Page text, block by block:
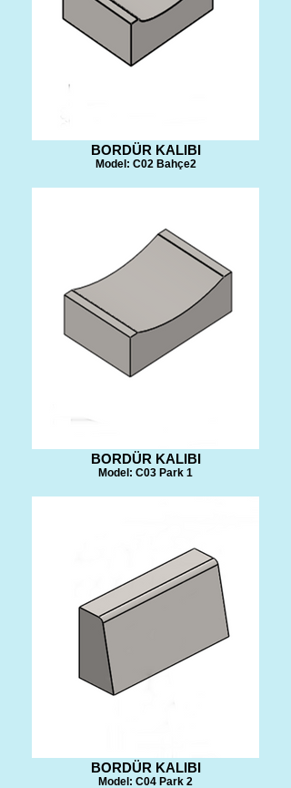
BORDÜR KALIBI
Model: C02 Bahçe2
BORDÜR KALIBI
Model: C03 Park 1
BORDÜR KALIBI
Model: C04 Park 2